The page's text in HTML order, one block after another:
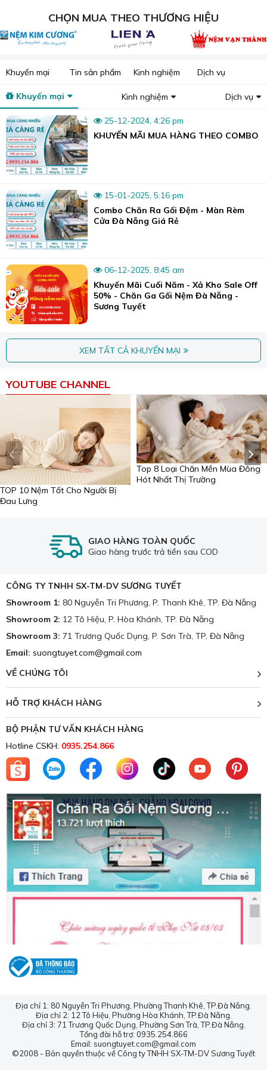
Tại Sương Tuyết có đầy đủ các mẫu chăn ga để lựa chọn.
Bên cạnh đó, nơi đây cũng chuyên may rèm, nệm ghế, các vật
dụng chăn ga gối.
Đặc biệt, đây là cửa hàng chuyên may đo trực tiếp theo
yêu cầu của khách hàng với máy may hiện đại, nhân lực
có kinh nghiệm, sẵn sàng đáp ứng các nhu cầu đặt hàng
từ các dòng chăn mền đại trà đến cao cấp.
Sương Tuyết cam kết với khách hàng:
Không bán chăn ga gối đệm chất lượng kém, hàng giả,
hàng nhái.
khách hàng.
Cam kết giá chăn ga gối đệm luôn cạnh tranh tốt nhất
Luôn giao hàng đúng hẹn và đúng thời gian đã ghi
trong hợp đồng.
Luôn có đội ngũ nhân viên sẵn sàng hỗ trợ tư vấn.
Trên đây là thông tin về sản phẩm Chăn ga cotton Hàn
Quốc nhập 080- Ngoài ra còn rất nhiều mẫu mã khác,
mời quý khách hàng cùng ghé xem và trải nghiệm tại cửa
hàng của chúng tôi nhé!
📞Hotline:0935.254.866
📍 Showroom1: 80 Nguyễn Tri Phương, phường
Thanh Khê, TP. Đà Nẵng
📍 Showroom2: 12 Tô Hiệu, phường Hòa Khánh, TP.
Đà Nẵng
📍 Showroom3: 71 Trương Quốc Dụng, phường Sơn
Trà, TP. Đà Nẵng
🌐Website:suongtuyet.com
CHỌN MUA THEO THƯƠNG HIỆU
Khuyến mại Tin sản phẩm Kinh nghiệm Dịch vụ
Khuyến mại Kinh nghiệm Dịch vụ
25-12-2024, 4:26 pm
KHUYẾN MÃI MUA HÀNG THEO COMBO
15-01-2025, 5:16 pm
Combo Chăn Ra Gối Đệm - Màn Rèm
Cửa Đà Nẵng Giá Rẻ
06-12-2025, 8:45 am
Khuyến Mãi Cuối Năm - Xả Kho Sale Off
50% - Chăn Ga Gối Nệm Đà Nẵng -
Sương Tuyết
XEM TẤT CẢ KHUYẾN MẠI
YOUTUBE CHANNEL
TOP 10 Nệm Tốt Cho Người Bị
Đau Lưng
Top 8 Loại Chăn Mền Mùa Đông
Hót Nhất Thị Trường
GIAO HÀNG TOÀN QUỐC
Giao hàng trước trả tiền sau COD
CÔNG TY TNHH SX-TM-DV SƯƠNG TUYẾT
Showroom 1: 80 Nguyễn Tri Phương, P. Thanh Khê, TP. Đà Nẵng
Showroom 2: 12 Tô Hiệu, P. Hòa Khánh, TP. Đà Nẵng
Showroom 3: 71 Trương Quốc Dụng, P. Sơn Trà, TP. Đà Nẵng
Email: suongtuyet.com@gmail.com
VỀ CHÚNG TÔI
HỖ TRỢ KHÁCH HÀNG
BỘ PHẬN TƯ VẤN KHÁCH HÀNG
Hotline CSKH: 0935.254.866
Địa chỉ 1: 80 Nguyễn Tri Phương, Phường Thanh Khê, TP.Đà Nẵng.
Địa chỉ 2: 12 Tô Hiệu, Phường Hòa Khánh, TP.Đà Nẵng.
Địa chỉ 3: 71 Trương Quốc Dụng, Phường Sơn Trà, TP.Đà Nẵng.
Tổng đài hỗ trợ: 0935.254.866
Email: suongtuyet.com@gmail.com
©2008 - Bản quyền thuộc về Công ty TNHH SX-TM-DV Sương Tuyết